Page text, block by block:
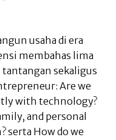
usaha di era
membahas lima
sekaligus
Are we
with technology?
and personal
serta How do we